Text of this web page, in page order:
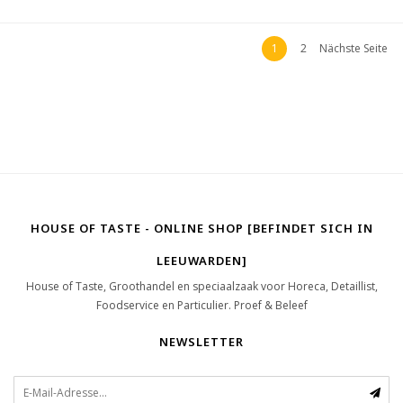
1 2 Nächste Seite
HOUSE OF TASTE - ONLINE SHOP [BEFINDET SICH IN
LEEUWARDEN]
House of Taste, Groothandel en speciaalzaak voor Horeca, Detaillist,
Foodservice en Particulier. Proef & Beleef
NEWSLETTER